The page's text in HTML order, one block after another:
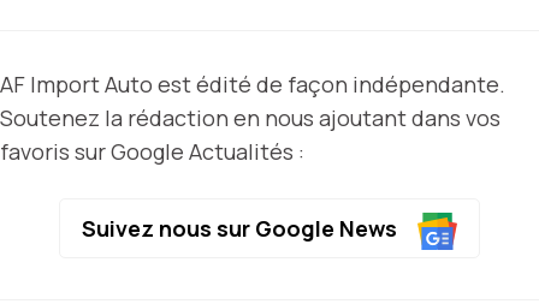
AF Import Auto est édité de façon indépendante.
Soutenez la rédaction en nous ajoutant dans vos
favoris sur Google Actualités :
Suivez nous sur Google News